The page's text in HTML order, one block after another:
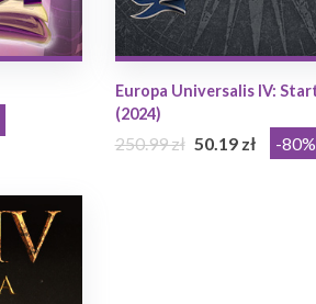
Europa Universalis IV:
(2024)
250.99 zł 50.19 zł -80%